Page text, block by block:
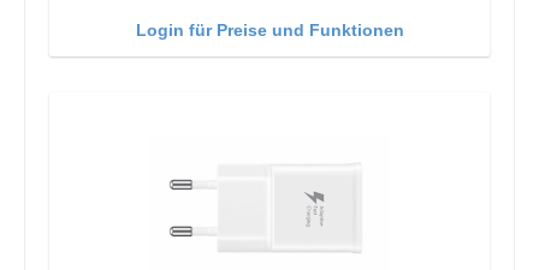
Login für Preise und Funktionen